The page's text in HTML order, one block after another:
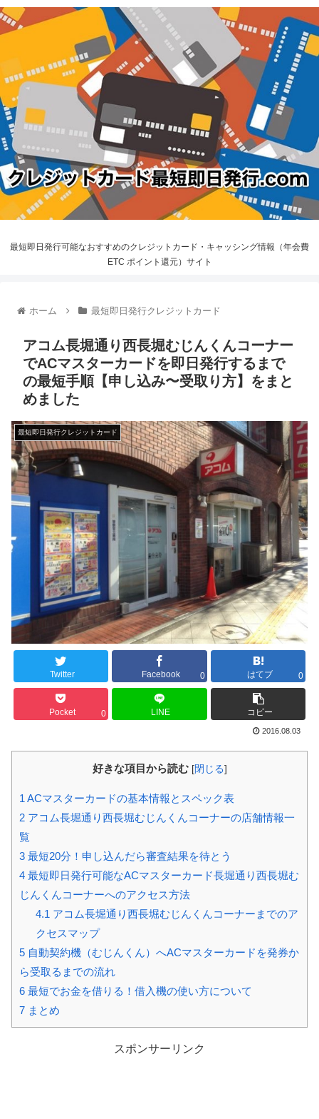
最短即日発行可能なおすすめのクレジットカード・キャッシング情報（年会費
ETC ポイント還元）サイト
ホーム 最短即日発行クレジットカード
アコム長堀通り西長堀むじんくんコーナー
でACマスターカードを即日発行するまで
の最短手順【申し込み〜受取り方】をまと
めました
最短即日発行クレジットカード
Twitter Facebook 0 はてブ 0
Pocket 0 LINE コピー
2016.08.03
好きな項目から読む [閉じる]
1 ACマスターカードの基本情報とスペック表
2 アコム長堀通り西長堀むじんくんコーナーの店舗情報一
覧
3 最短20分！申し込んだら審査結果を待とう
4 最短即日発行可能なACマスターカード長堀通り西長堀む
じんくんコーナーへのアクセス方法
4.1 アコム長堀通り西長堀むじんくんコーナーまでのア
クセスマップ
5 自動契約機（むじんくん）へACマスターカードを発券か
ら受取るまでの流れ
6 最短でお金を借りる！借入機の使い方について
7 まとめ
スポンサーリンク